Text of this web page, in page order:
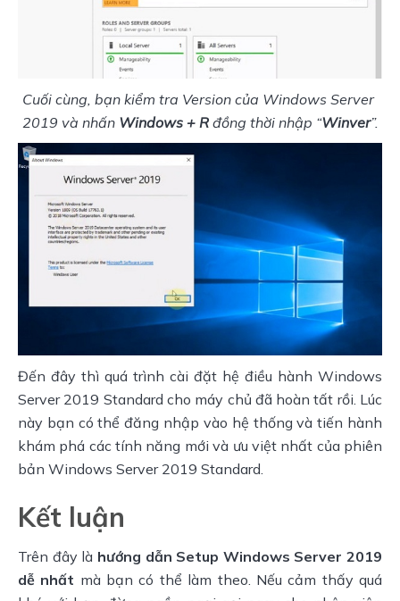
Cuối cùng, bạn kiểm tra Version của Windows Server
2019 và nhấn Windows + R đồng thời nhập “Winver”.
Đến đây thì quá trình cài đặt hệ điều hành Windows
Server 2019 Standard cho máy chủ đã hoàn tất rồi. Lúc
này bạn có thể đăng nhập vào hệ thống và tiến hành
khám phá các tính năng mới và ưu việt nhất của phiên
bản Windows Server 2019 Standard.
Kết luận
Trên đây là hướng dẫn Setup Windows Server 2019
dễ nhất mà bạn có thể làm theo. Nếu cảm thấy quá